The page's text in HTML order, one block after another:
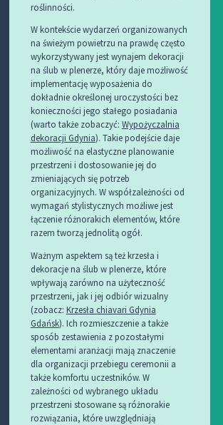
roślinności.
W kontekście wydarzeń organizowanych
na świeżym powietrzu na prawdę często
wykorzystywany jest wynajem dekoracji
na ślub w plenerze, który daje możliwość
implementację wyposażenia do
dokładnie określonej uroczystości bez
konieczności jego stałego posiadania
(warto także zobaczyć: Wypożyczalnia
dekoracji Gdynia). Takie podejście daje
możliwość na elastyczne planowanie
przestrzeni i dostosowanie jej do
zmieniających się potrzeb
organizacyjnych. W współzależności od
wymagań stylistycznych możliwe jest
łączenie różnorakich elementów, które
razem tworzą jednolitą ogół.
Ważnym aspektem są też krzesła i
dekoracje na ślub w plenerze, które
wpływają zarówno na użyteczność
przestrzeni, jak i jej odbiór wizualny
(zobacz: Krzesła chiavari Gdynia
Gdańsk). Ich rozmieszczenie a także
sposób zestawienia z pozostałymi
elementami aranżacji mają znaczenie
dla organizacji przebiegu ceremonii a
także komfortu uczestników. W
zależności od wybranego układu
przestrzeni stosowane są różnorakie
rozwiązania, które uwzględniają